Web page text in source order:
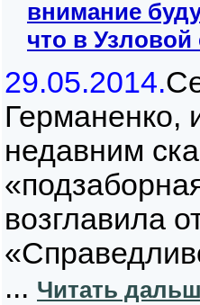
внимание
что в Узловой
29.05.2014.
Германенко,
недавним
возглавила
... Читать